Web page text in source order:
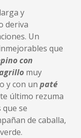
y
deriva
Un
que
con
muy
y con un paté
último rezuma
se
de caballa,